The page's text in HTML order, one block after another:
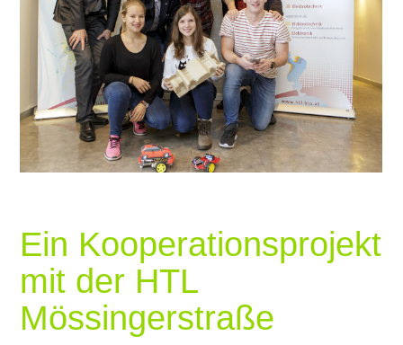
SERVICE
KARRIERE
KONTAKT
Ein Kooperationsprojekt
mit der HTL
Mössingerstraße